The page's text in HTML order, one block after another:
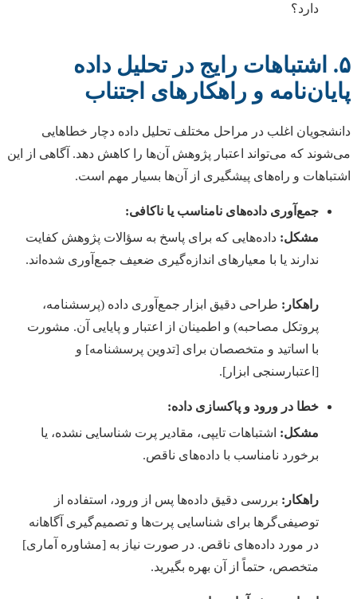
دارد؟
۵. اشتباهات رایج در تحلیل داده
پایان‌نامه و راهکارهای اجتناب
دانشجویان اغلب در مراحل مختلف تحلیل داده دچار خطاهایی
می‌شوند که می‌تواند اعتبار پژوهش آن‌ها را کاهش دهد. آگاهی از این
اشتباهات و راه‌های پیشگیری از آن‌ها بسیار مهم است.
جمع‌آوری داده‌های نامناسب یا ناکافی:
مشکل: داده‌هایی که برای پاسخ به سؤالات پژوهش کفایت
ندارند یا با معیارهای اندازه‌گیری ضعیف جمع‌آوری شده‌اند.
راهکار: طراحی دقیق ابزار جمع‌آوری داده (پرسشنامه،
پروتکل مصاحبه) و اطمینان از اعتبار و پایایی آن. مشورت
با اساتید و متخصصان برای [تدوین پرسشنامه] و
[اعتبارسنجی ابزار].
خطا در ورود و پاکسازی داده:
مشکل: اشتباهات تایپی، مقادیر پرت شناسایی نشده، یا
برخورد نامناسب با داده‌های ناقص.
راهکار: بررسی دقیق داده‌ها پس از ورود، استفاده از
توصیفی‌گرها برای شناسایی پرت‌ها و تصمیم‌گیری آگاهانه
در مورد داده‌های ناقص. در صورت نیاز به [مشاوره آماری]
متخصص، حتماً از آن بهره بگیرید.